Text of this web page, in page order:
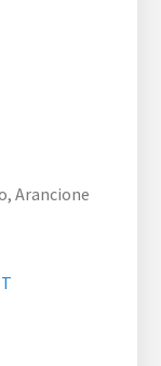
Arancione